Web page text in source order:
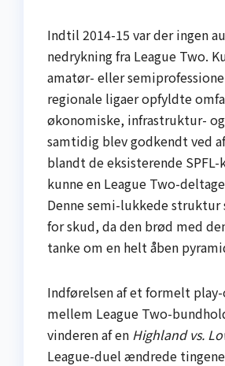
Indtil 2014-15 var der ingen
nedrykning fra League Two.
amatør- eller
regionale ligaer opfyldte
økonomiske, infrastruktur-
samtidig blev godkendt ved
blandt de eksisterende
kunne en League Two-
Denne semi-lukkede
for skud, da den brød med
tanke om en helt åben
Indførelsen af et formelt
mellem League Two-
vinderen af en Highland vs.
League-duel ændrede